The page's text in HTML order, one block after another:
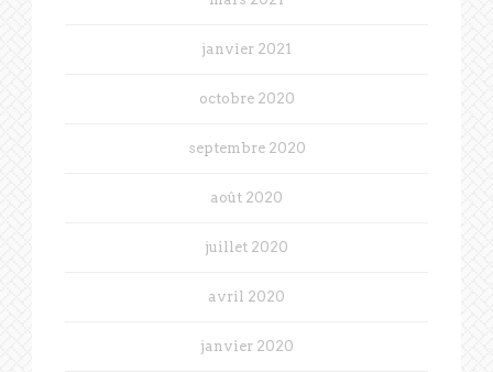
janvier 2021
octobre 2020
septembre 2020
août 2020
juillet 2020
avril 2020
janvier 2020